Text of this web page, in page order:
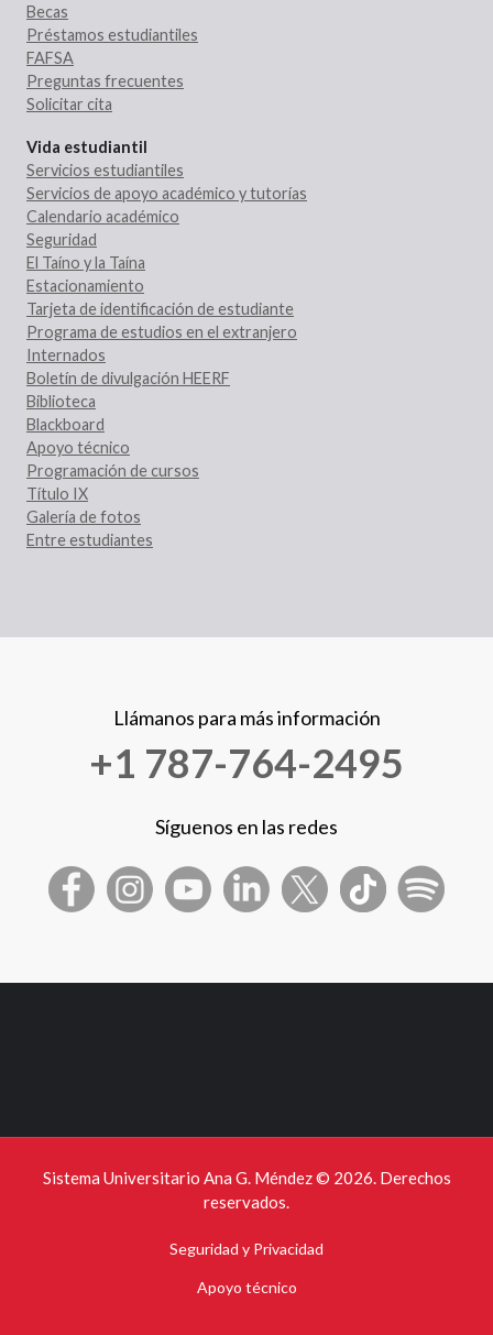
Becas
Préstamos estudiantiles
FAFSA
Preguntas frecuentes
Solicitar cita
Vida estudiantil
Servicios estudiantiles
Servicios de apoyo académico y tutorías
Calendario académico
Seguridad
El Taíno y la Taína
Estacionamiento
Tarjeta de identificación de estudiante
Programa de estudios en el extranjero
Internados
Boletín de divulgación HEERF
Biblioteca
Blackboard
Apoyo técnico
Programación de cursos
Título IX
Galería de fotos
Entre estudiantes
Llámanos para más información
+1 787-764-2495
Síguenos en las redes
Sistema Universitario Ana G. Méndez © 2026. Derechos
reservados.
Seguridad y Privacidad
Apoyo técnico